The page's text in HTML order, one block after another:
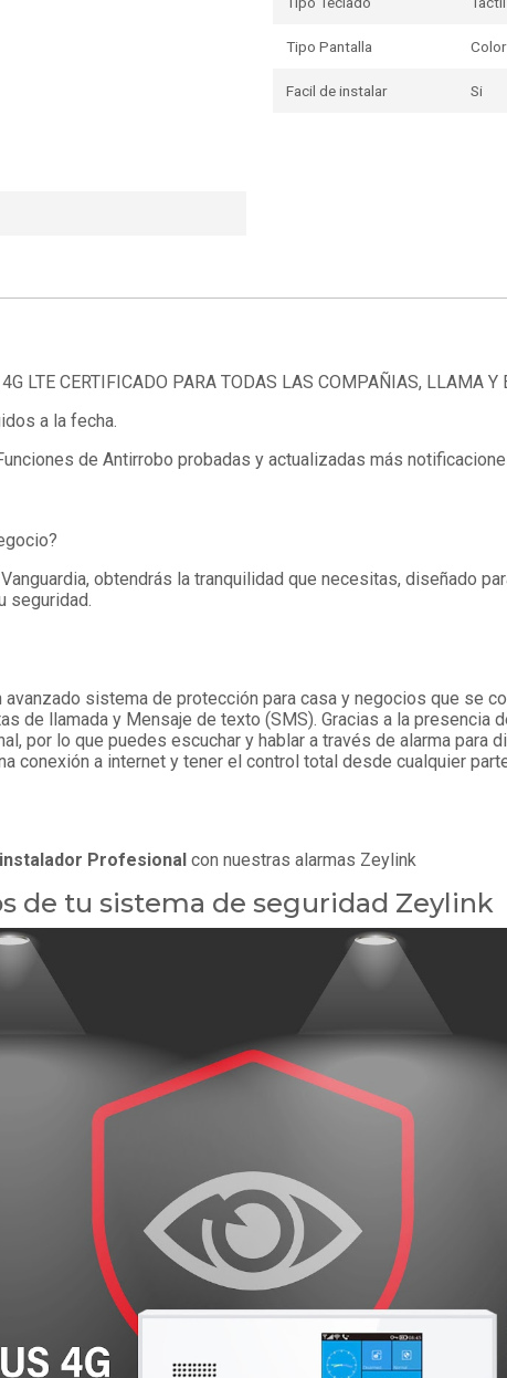
Tipo Pantalla
Facil de instalar Si
LTE CERTIFICADO PARA TODAS LAS COMPAÑIAS, LLAMA Y
a la fecha.
de Antirrobo probadas y actualizadas más
obtendrás la tranquilidad que necesitas, diseñado
seguridad.
avanzado sistema de protección para casa y negocios que se
de llamada y Mensaje de texto (SMS). Gracias a la presencia
por lo que puedes escuchar y hablar a través de alarma para
conexión a internet y tener el control total desde cualquier
Profesional con nuestras alarmas Zeylink
de tu sistema de seguridad Zeylink